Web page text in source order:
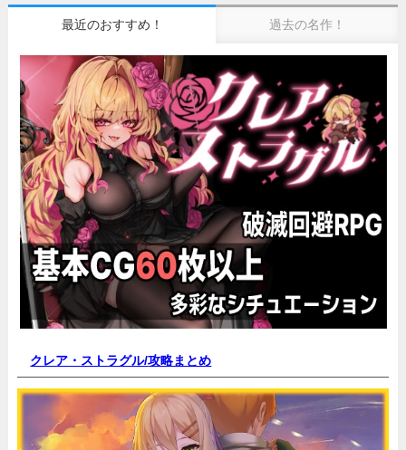
最近のおすすめ！ 過去の名作！
クレア・ストラグル/攻略まとめ